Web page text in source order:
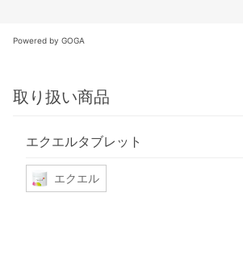
Powered by GOGA
取り扱い商品
エクエルタブレット
エクエル